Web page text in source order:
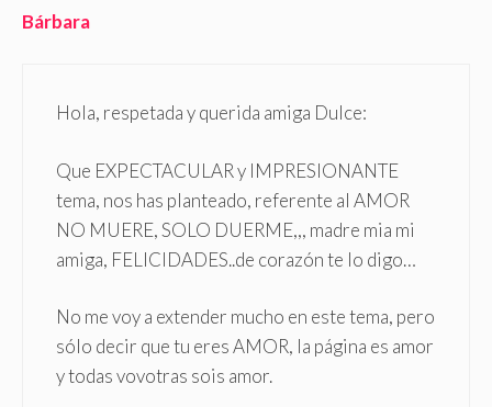
Bárbara
Hola, respetada y querida amiga Dulce:
Que EXPECTACULAR y IMPRESIONANTE
tema, nos has planteado, referente al AMOR
NO MUERE, SOLO DUERME,,, madre mia mi
amiga, FELICIDADES..de corazón te lo digo…
No me voy a extender mucho en este tema, pero
sólo decir que tu eres AMOR, la página es amor
y todas vovotras sois amor.